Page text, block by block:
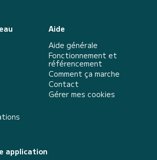
Aide
Aide générale
Fonctionnement et
référencement
Comment ça marche
Contact
Gérer mes cookies
application